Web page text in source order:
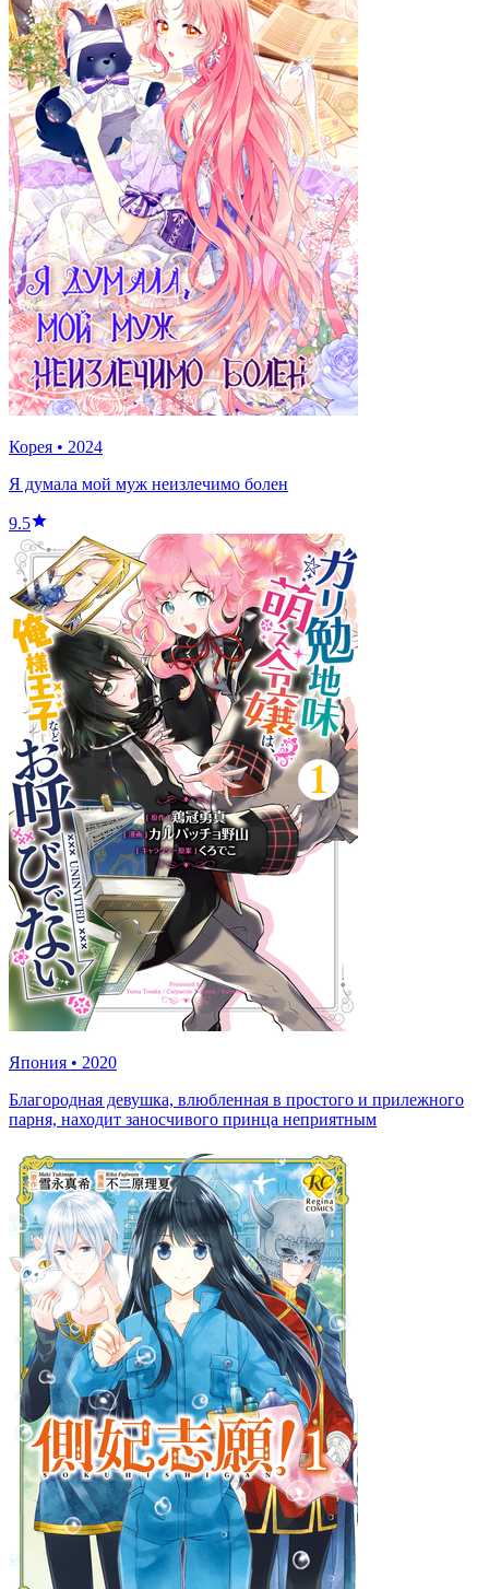
Корея • 2024
Я думала мой муж неизлечимо болен
9.5
Япония • 2020
Благородная девушка, влюбленная в простого и прилежного
парня, находит заносчивого принца неприятным